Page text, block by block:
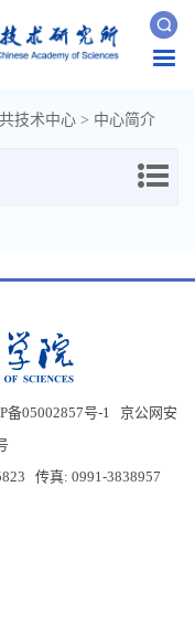
技术中心 > 中心简介
备05002857号-1 京公网安
传真: 0991-3838957